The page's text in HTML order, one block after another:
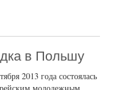
в Польшу
2013 года состоялась